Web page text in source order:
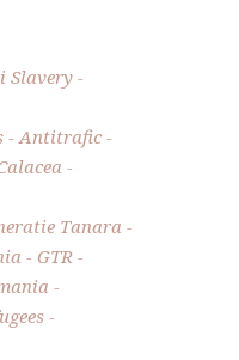
Slavery
Antitrafic
Tanara
GTR